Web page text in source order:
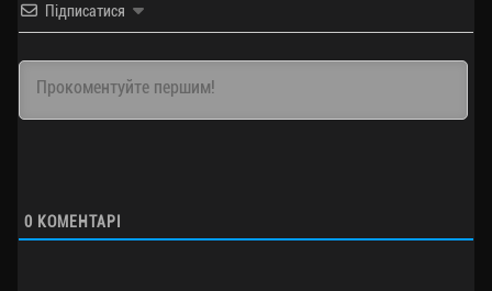
Підписатися
0 КОМЕНТАРІ